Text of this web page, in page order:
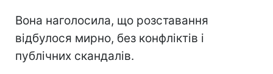
Вона наголосила, що розставання
відбулося мирно, без конфліктів і
публічних скандалів.